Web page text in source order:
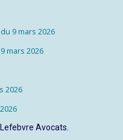
9 mars 2026
mars 2026
2026
Avocats.